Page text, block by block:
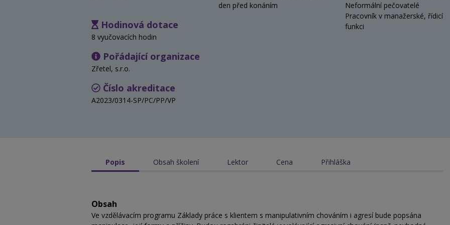
den před konáním
Hodinová dotace
8 vyučovacích hodin
Pořádající organizace
Zřetel, s.r.o.
Číslo akreditace
A2023/0314-SP/PC/PP/VP
Neformální pečovatelé
Pracovník v manažerské, řídicí
funkci
Popis Obsah školení Lektor Cena Přihláška
Obsah
Ve vzdělávacím programu Základy práce s klientem s manipulativním chováním i agresí bude popsána